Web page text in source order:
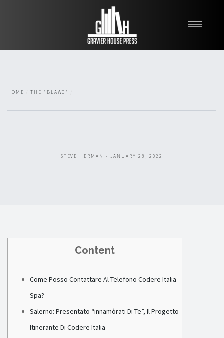
About
HOME THE "BLAWG"
STEVE HERMAN - JANUARY 28, 2022
Content
Come Posso Contattare Al Telefono Codere Italia
Spa?
Salerno: Presentato “innamòrati Di Te”, Il Progetto
Itinerante Di Codere Italia